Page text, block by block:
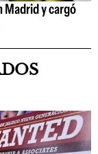
Madrid y cargó